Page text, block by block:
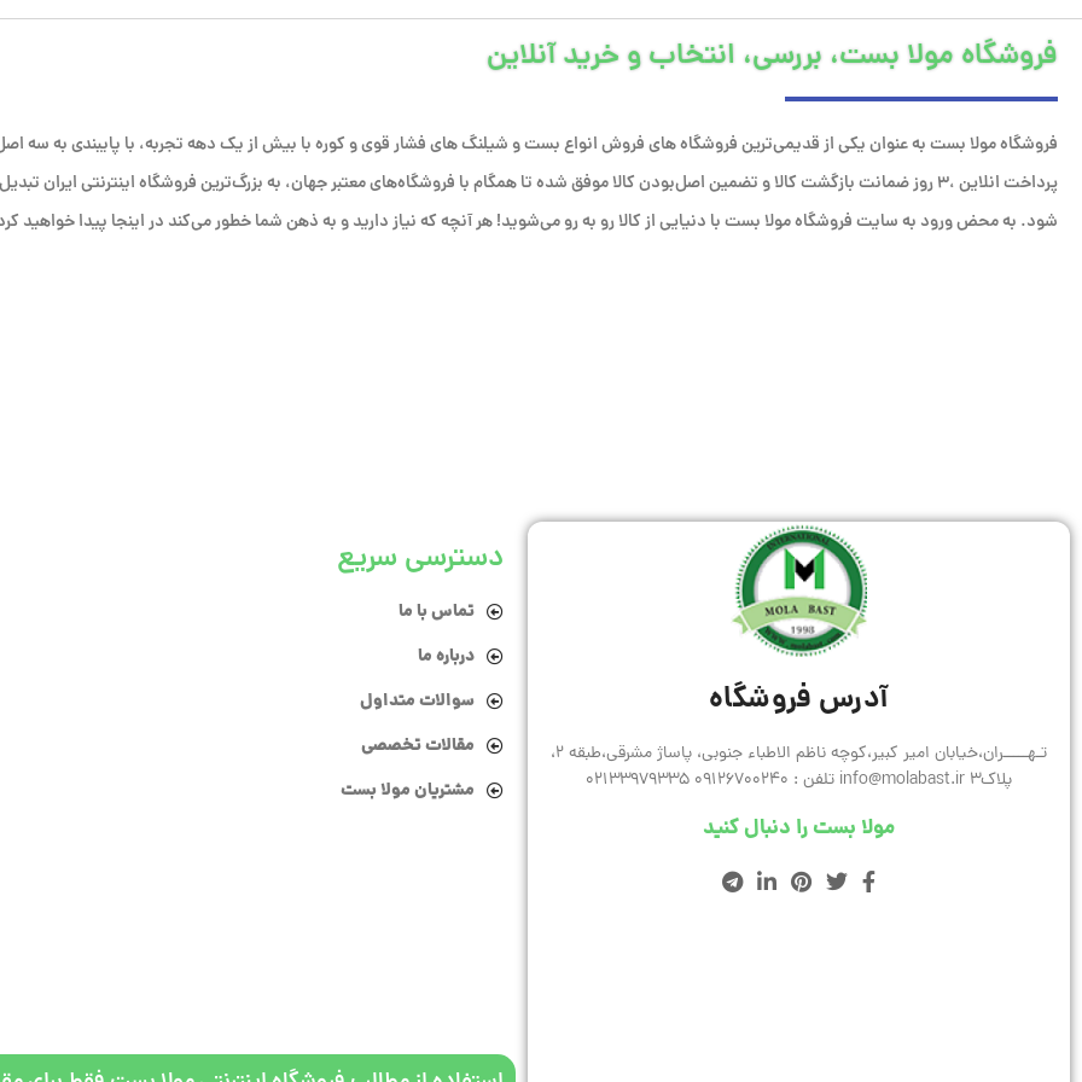
فروشگاه مولا بست، بررسی، انتخاب و خرید آنلاین
فروشگاه مولا بست به عنوان یکی از قدیمی‌ترین فروشگاه های فروش انواع بست و شیلنگ های فشار قوی و کوره با بیش از یک دهه تجربه، با پایبندی به سه
پرداخت انلاین ،۳ روز ضمانت بازگشت کالا و تضمین اصل‌بودن کالا موفق شده تا همگام با فروشگاه‌های معتبر جهان، به بزرگ‌ترین فروشگاه اینترنتی ایران تبدیل
شود. به محض ورود به سایت فروشگاه مولا بست با دنیایی از کالا رو به رو می‌شوید! هر آنچه که نیاز دارید و به ذهن شما خطور می‌کند در اینجا پیدا خواهید
آدرس فروشگاه
تـهـــــران،خیابان امیر کبیر،کوچه ناظم الاطباء جنوبی، پاساژ مشرقی،طبقه 2،
پلاک3 info@molabast.ir تلفن : 09126700240 02133979335
مولا بست را دنبال کنید
دسترسی سریع
تماس با ما
درباره ما
سوالات متداول
مقالات تخصصی
مشتریان مولا بست